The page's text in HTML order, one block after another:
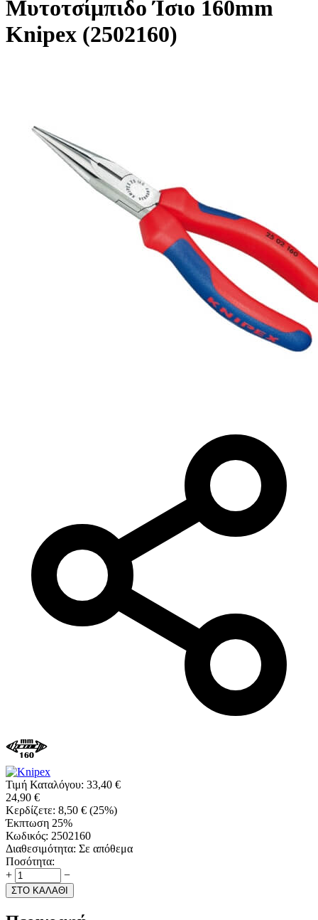
Μυτοτσίμπιδο Ίσιο 160mm
Knipex (2502160)
Τιμή Καταλόγου: 33,40 €
24,90 €
Κερδίζετε: 8,50 € (25%)
Έκπτωση 25%
Κωδικός: 2502160
Διαθεσιμότητα: Σε απόθεμα
Ποσότητα:
+
−
ΣΤΟ ΚΑΛΑΘΙ